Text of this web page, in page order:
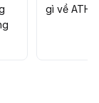
hạn vẫn cần
theo dõi hệ
gì về ATH?